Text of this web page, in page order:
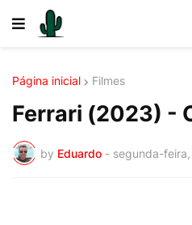
Página inicial Filmes
Ferrari (2023) -
by Eduardo - segunda-